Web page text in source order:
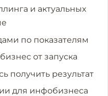
и актуальных
по показателям
от запуска
получить результат
для инфобизнеса